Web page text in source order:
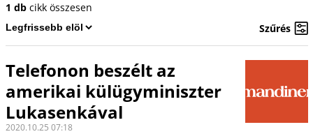
1 dbcikk összesen
Szűrés
Telefonon beszélt az
amerikai külügyminiszter
Lukasenkával
2020.10.25 07:18